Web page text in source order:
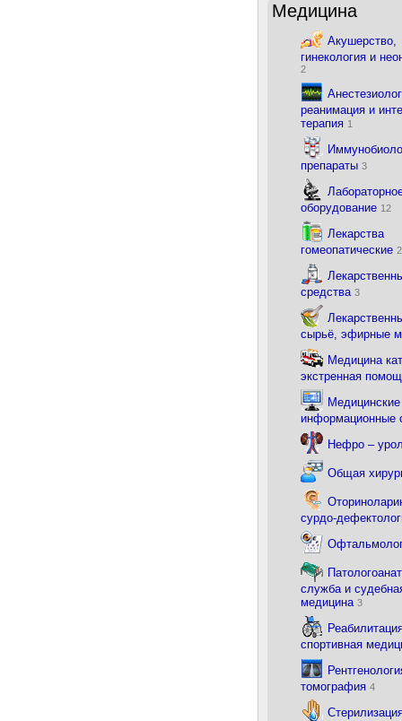
Медицина
Акушерство,
гинекология и
2
реанимация и
терапия 1
препараты 3
оборудование 12
Лекарства
гомеопатические
средства 3
сырьё, эфирные
Медицина
экстренная
Медицинские
информационные
Нефро –
Общая
сурдо-
служба и
медицина 3
спортивная
томография 4